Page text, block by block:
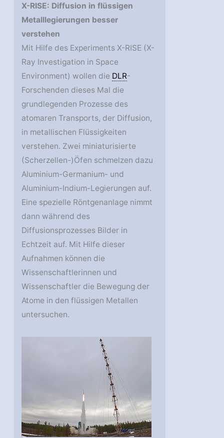
X-RISE: Diffusion in flüssigen
Metalllegierungen besser
verstehen
Mit Hilfe des Experiments X-RISE (X-
Ray Investigation in Space
Environment) wollen die DLR-
Forschenden dieses Mal die
grundlegenden Prozesse des
atomaren Transports, der Diffusion,
in metallischen Flüssigkeiten
verstehen. Zwei miniaturisierte
(Scherzellen-)Öfen schmelzen dazu
Aluminium-Germanium- und
Aluminium-Indium-Legierungen auf.
Eine spezielle Röntgenanlage nimmt
dann während des
Diffusionsprozesses Bilder in
Echtzeit auf. Mit Hilfe dieser
Aufnahmen können die
Wissenschaftlerinnen und
Wissenschaftler die Bewegung der
Atome in den flüssigen Metallen
untersuchen.